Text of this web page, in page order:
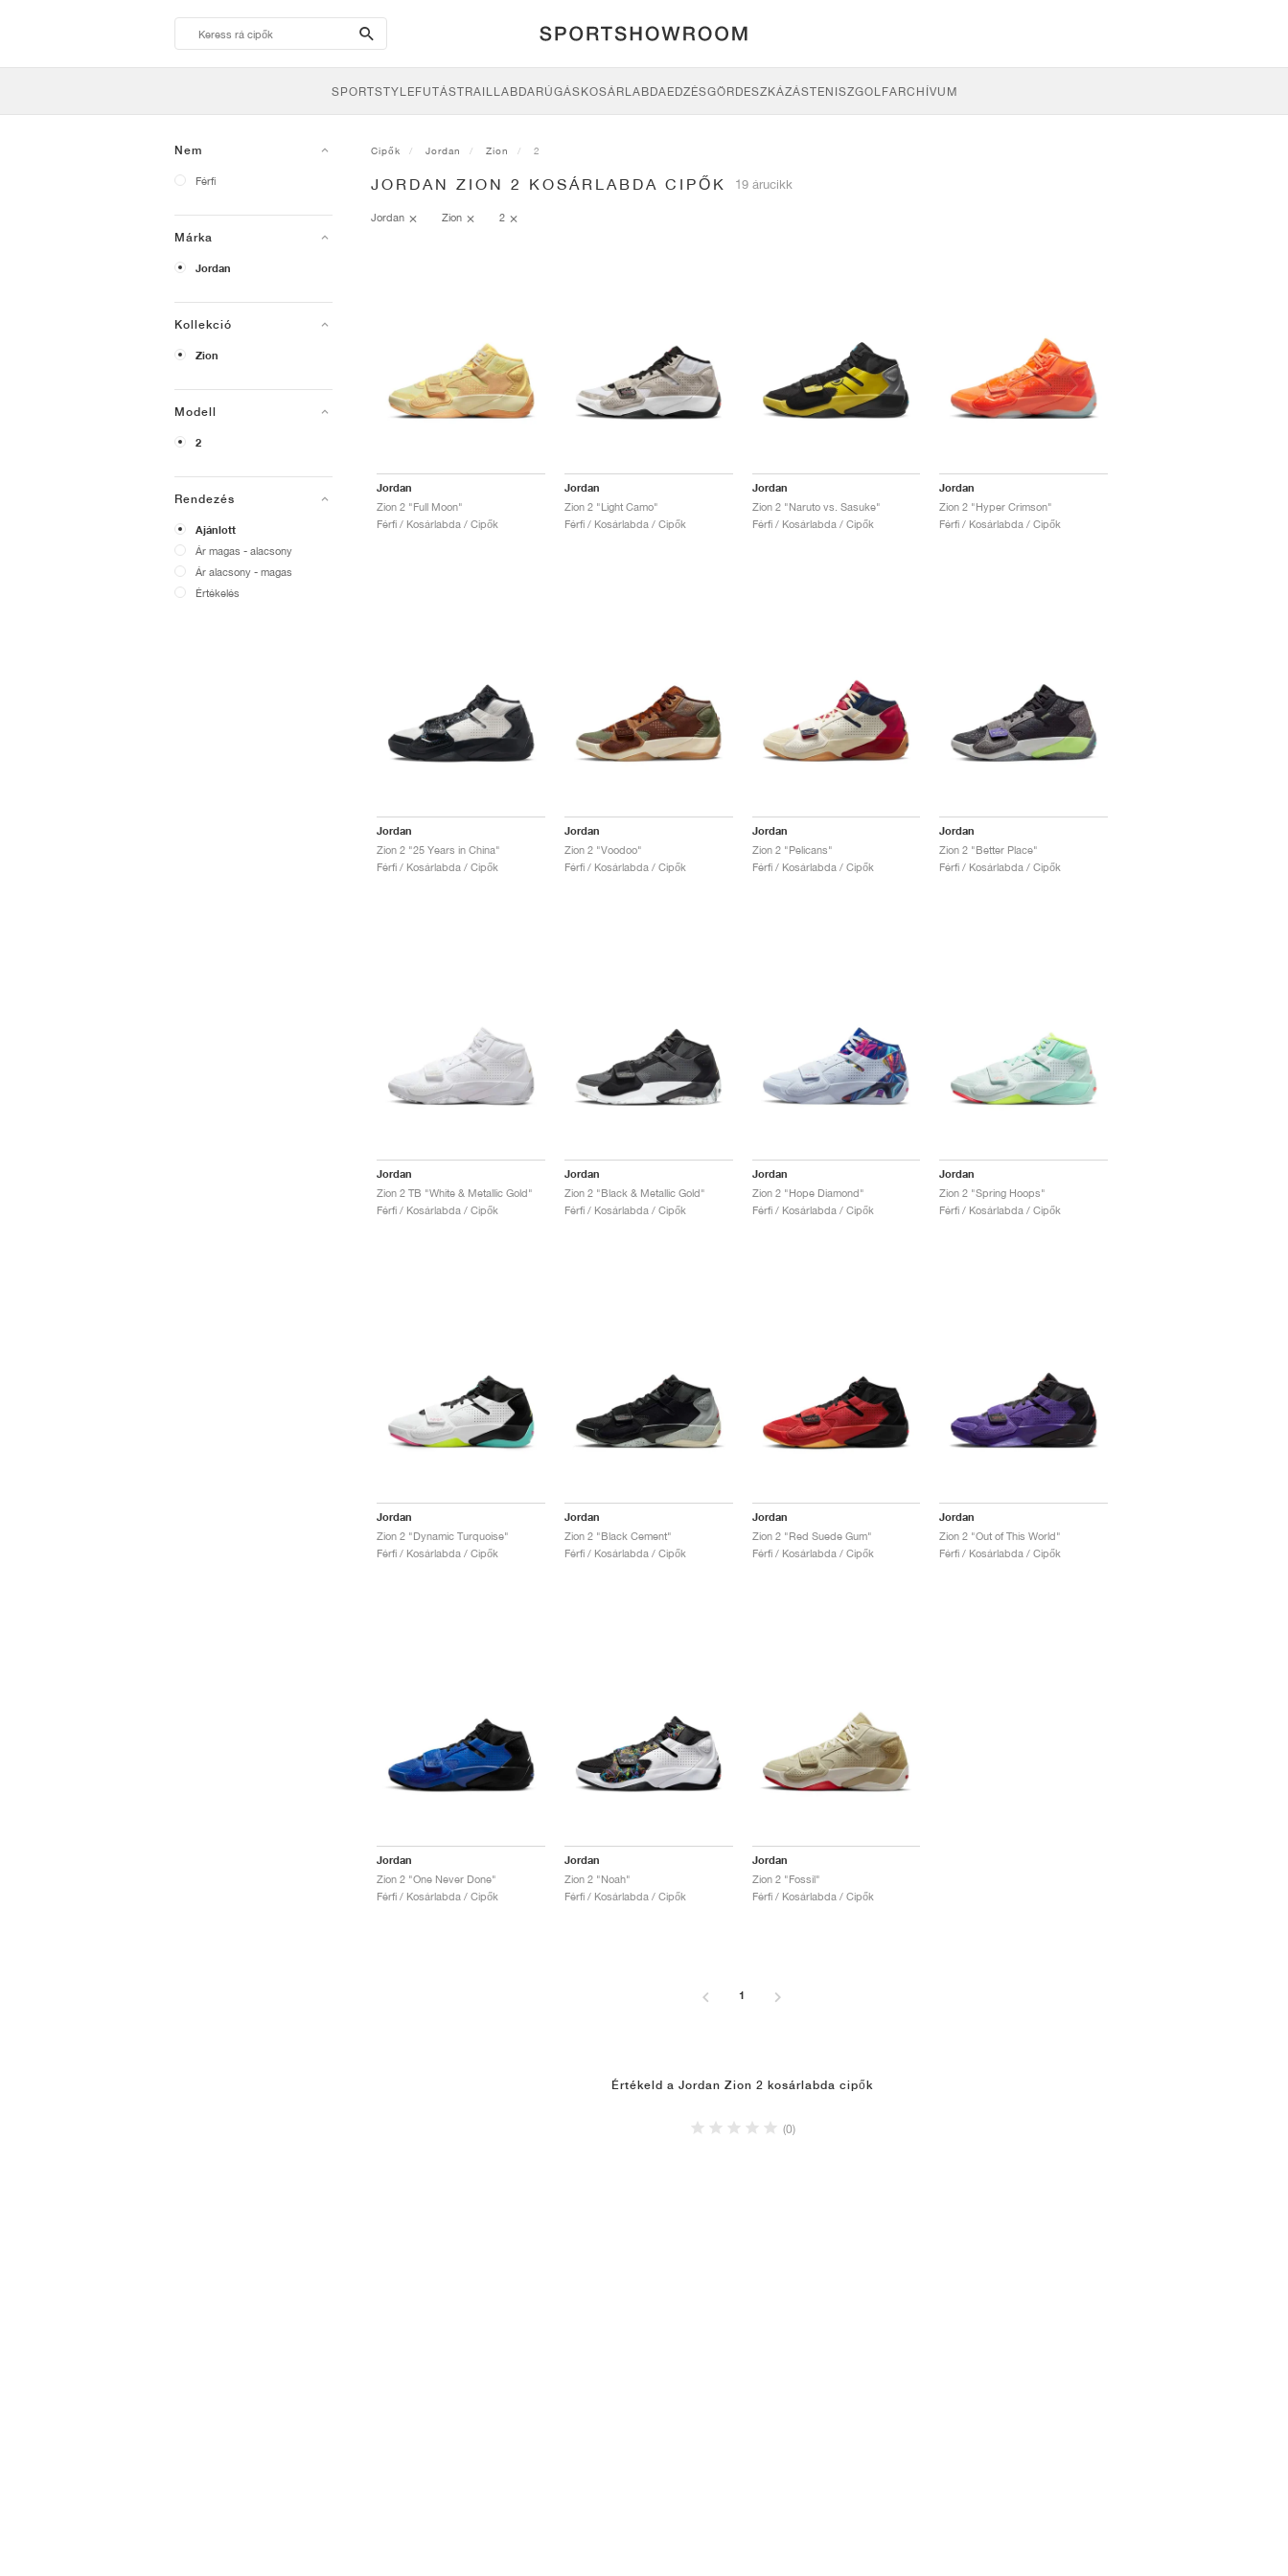
search-
btn
SPORTSTYLEFUTÁSTRAILLABDARÚGÁSKOSÁRLABDAEDZÉSGÖRDESZKÁZÁSTENISZGOLFARCHÍVUM
Nem
Férfi
Márka
Jordan
Kollekció
Zion
Modell
2
Rendezés
Ajánlott
Ár magas - alacsony
Ár alacsony - magas
Értékelés
Cipők Jordan Zion 2
JORDAN ZION 2 KOSÁRLABDA CIPŐK 19 árucikk
Jordan Zion 2
Jordan
Zion 2 "Full Moon"
Férfi / Kosárlabda / Cipők
Jordan
Zion 2 "Light Camo"
Férfi / Kosárlabda / Cipők
Jordan
Zion 2 "Naruto vs. Sasuke"
Férfi / Kosárlabda / Cipők
Jordan
Zion 2 "Hyper Crimson"
Férfi / Kosárlabda / Cipők
Jordan
Zion 2 "25 Years in China"
Férfi / Kosárlabda / Cipők
Jordan
Zion 2 "Voodoo"
Férfi / Kosárlabda / Cipők
Jordan
Zion 2 "Pelicans"
Férfi / Kosárlabda / Cipők
Jordan
Zion 2 "Better Place"
Férfi / Kosárlabda / Cipők
Jordan
Zion 2 TB "White & Metallic Gold"
Férfi / Kosárlabda / Cipők
Jordan
Zion 2 "Black & Metallic Gold"
Férfi / Kosárlabda / Cipők
Jordan
Zion 2 "Hope Diamond"
Férfi / Kosárlabda / Cipők
Jordan
Zion 2 "Spring Hoops"
Férfi / Kosárlabda / Cipők
Jordan
Zion 2 "Dynamic Turquoise"
Férfi / Kosárlabda / Cipők
Jordan
Zion 2 "Black Cement"
Férfi / Kosárlabda / Cipők
Jordan
Zion 2 "Red Suede Gum"
Férfi / Kosárlabda / Cipők
Jordan
Zion 2 "Out of This World"
Férfi / Kosárlabda / Cipők
Jordan
Zion 2 "One Never Done"
Férfi / Kosárlabda / Cipők
Jordan
Zion 2 "Noah"
Férfi / Kosárlabda / Cipők
Jordan
Zion 2 "Fossil"
Férfi / Kosárlabda / Cipők
1
Értékeld a Jordan Zion 2 kosárlabda cipők
(0)